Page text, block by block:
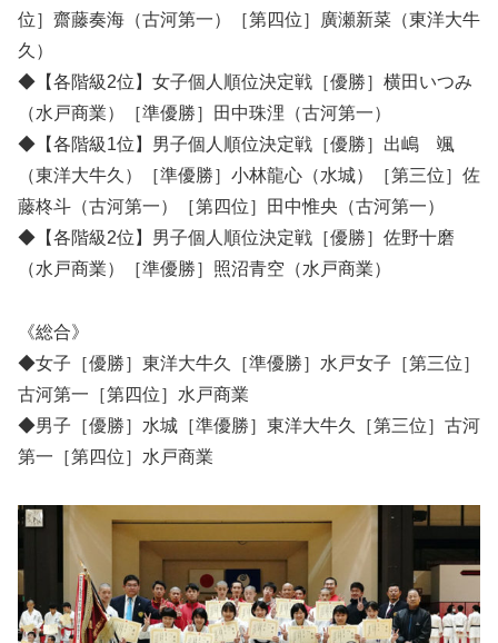
位］齋藤奏海（古河第一）［第四位］廣瀬新菜（東洋大牛
久）
◆【各階級2位】女子個人順位決定戦［優勝］横田いつみ
（水戸商業）［準優勝］田中珠浬（古河第一）
◆【各階級1位】男子個人順位決定戦［優勝］出嶋 颯
（東洋大牛久）［準優勝］小林龍心（水城）［第三位］佐
藤柊斗（古河第一）［第四位］田中惟央（古河第一）
◆【各階級2位】男子個人順位決定戦［優勝］佐野十磨
（水戸商業）［準優勝］照沼青空（水戸商業）
《総合》
◆女子［優勝］東洋大牛久［準優勝］水戸女子［第三位］
古河第一［第四位］水戸商業
◆男子［優勝］水城［準優勝］東洋大牛久［第三位］古河
第一［第四位］水戸商業